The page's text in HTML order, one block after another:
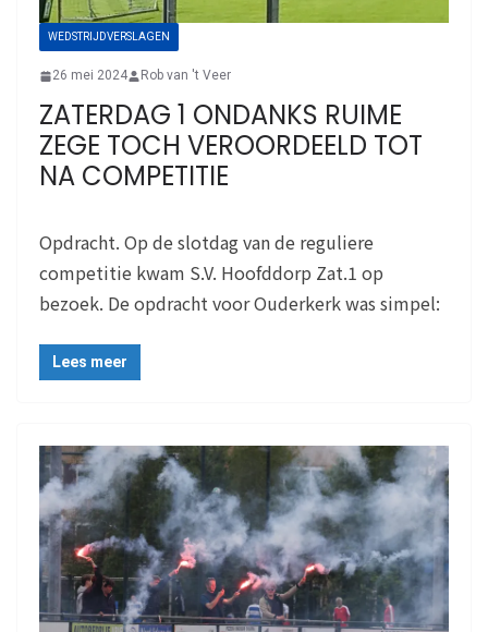
WEDSTRIJDVERSLAGEN
26 mei 2024 Rob van 't Veer
ZATERDAG 1 ONDANKS RUIME
ZEGE TOCH VEROORDEELD TOT
NA COMPETITIE
Opdracht. Op de slotdag van de reguliere
competitie kwam S.V. Hoofddorp Zat.1 op
bezoek. De opdracht voor Ouderkerk was simpel:
Lees meer